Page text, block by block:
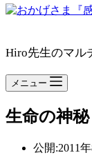
Hiro先生のマル
メニュー
生命の神
公開:2011